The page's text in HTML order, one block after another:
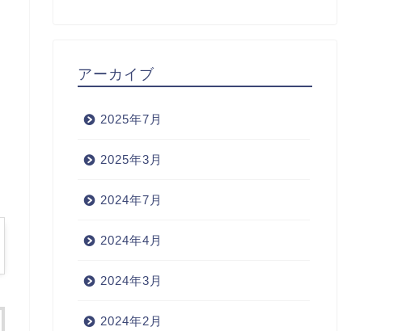
アーカイブ
2025年7月
2025年3月
2024年7月
2024年4月
2024年3月
2024年2月